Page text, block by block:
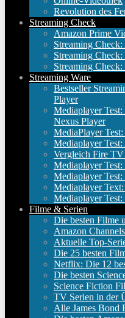
Revolution des
Streaming Check
Amazon Prime
Streaming
Streaming
Streaming
Streaming Ware
Bestseller
Player
Mediaplayer
Nexus Player
MediaPlayer
Mediaplayer
Vergleich Fire
Mediaplayer
Mediaplayer
Mediaplayer
Mediaplayer
Filme & Serien
Die besten Filme
Amazon Channels
Aktuelle Top-
Die 25 besten
Netflix: Die 12
Die besten
Science Fiction
TV Serien in der
Alle James Bond